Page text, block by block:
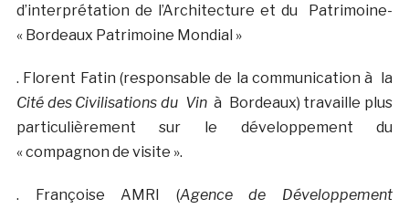
d’interprétation de l’Architecture et du Patrimoine-
« Bordeaux Patrimoine Mondial »
. Florent Fatin (responsable de la communication à la
Cité des Civilisations du Vinà Bordeaux) travaille plus
particulièrement sur le développement du
« compagnon de visite ».
. Françoise AMRI (Agence de Développement